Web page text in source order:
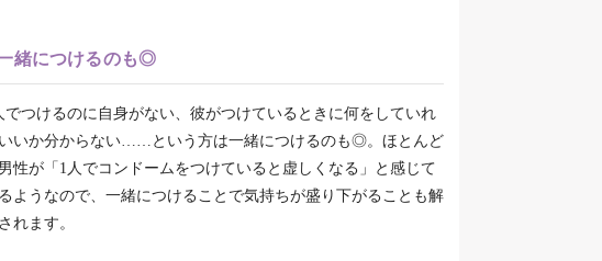
緒につけるのも◎
でつけるのに自身がない、彼がつけているときに何をしていれ
いか分からない……という方は一緒につけるのも◎。ほとんど
性が「1人でコンドームをつけていると虚しくなる」と感じて
ようなので、一緒につけることで気持ちが盛り下がることも解
れます。